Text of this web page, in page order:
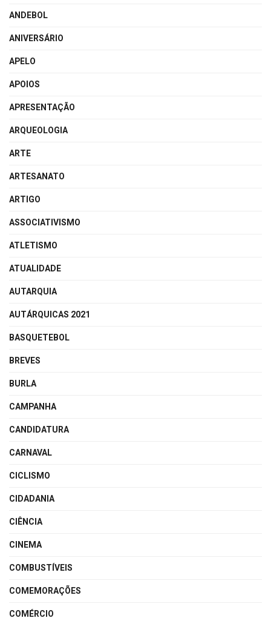
ANDEBOL
ANIVERSÁRIO
APELO
APOIOS
APRESENTAÇÃO
ARQUEOLOGIA
ARTE
ARTESANATO
ARTIGO
ASSOCIATIVISMO
ATLETISMO
ATUALIDADE
AUTARQUIA
AUTÁRQUICAS 2021
BASQUETEBOL
BREVES
BURLA
CAMPANHA
CANDIDATURA
CARNAVAL
CICLISMO
CIDADANIA
CIÊNCIA
CINEMA
COMBUSTÍVEIS
COMEMORAÇÕES
COMÉRCIO